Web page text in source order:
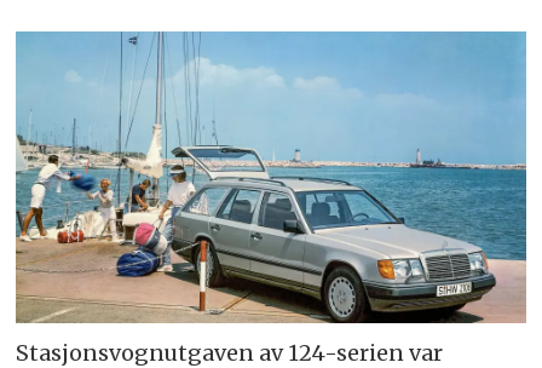
Stasjonsvognutgaven av 124-serien var